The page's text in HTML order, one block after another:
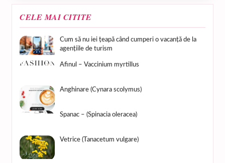
CELE MAI CITITE
Cum să nu iei țeapă când cumperi o vacanță de la
agențiile de turism
Afinul – Vaccinium myrtillus
Anghinare (Cynara scolymus)
Spanac – (Spinacia oleracea)
Vetrice (Tanacetum vulgare)